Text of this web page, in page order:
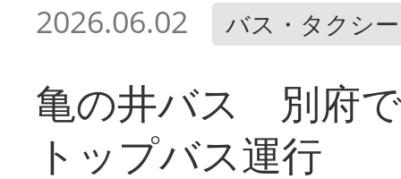
2026.06.02 バス・タクシー
亀の井バス 別府
トップバス運行